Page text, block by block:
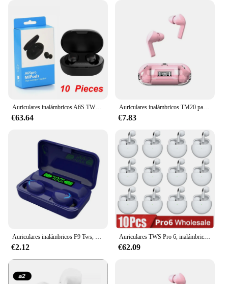
Auriculares inalámbricos A6S TWS con Bluetooth 5,0, auriculares estéreo con micrófono para iPhone y Xiaomi, venta al por mayor, 10 unidades
€63.64
Auriculares inalámbricos TM20 para hombre y mujer, audífonos deportivos con Bluetooth, micrófono estéreo con pantalla inteligente, venta al por mayor, novedad
€7.83
Auriculares inalámbricos F9 Tws, cascos por Bluetooth con micrófono, Hifi, venta al por mayor, envío directo
€2.12
Auriculares TWS Pro 6, inalámbricos por Bluetooth, auriculares Mini para Xiaomi, Android, Apple, iPhone, venta al por mayor, 10 unidades
€62.09